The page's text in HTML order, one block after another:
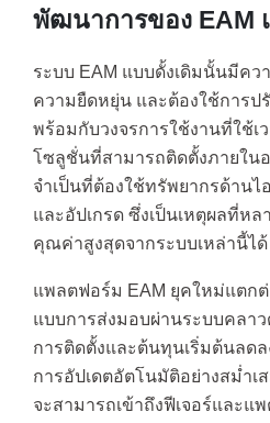
พัฒนาการของ EAM
ระบบ EAM แบบดั้งเดิมนั้นมีค
ความยืดหยุ่น และต้องใช้การป
พร้อมกับวงจรการใช้งานที่ใช้
โซลูชั่นที่สามารถติดตั้งภายใน
จำเป็นที่ต้องใช้ทรัพยากรด้าน
และอัปเกรด ซึ่งเป็นเหตุผลที่ห
คุณค่าสูงสุดจากระบบเหล่านี้ได้
แพลตฟอร์ม EAM ยุคใหม่แตกต่
แบบการส่งมอบผ่านระบบคลาว
การติดตั้งและต้นทุนเริ่มต้นลด
การอัปเดตอัตโนมัติอย่างสม่ำเ
จะสามารถเข้าถึงฟีเจอร์และ